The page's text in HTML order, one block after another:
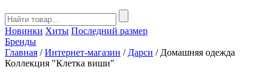
Новинки Хиты Последний размер
Бренды
Главная / Интернет-магазин / Дарси /Домашняя одежда
Коллекция "Клетка виши"